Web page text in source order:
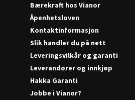
Bærekraft hos Vianor
Åpenhetsloven
Kontaktinformasjon
Slik handler du på nett
Leveringsvilkår og garanti
Leverandører og innkjøp
Hakka Garanti
Jobbe i Vianor?